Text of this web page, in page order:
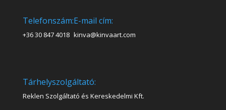
Telefonszám:
+36 30 847 4018
E-mail cím:
kinva@kinvaart.com
Tárhelyszolgáltató:
Reklen Szolgáltató és Kereskedelmi Kft.